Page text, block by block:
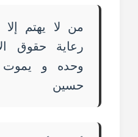
من لا يهتم
رعاية حقوق
وحده و
حسين